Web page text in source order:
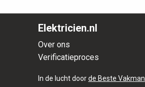
Elektricien.nl
Over ons
Verificatieproces
In de lucht doorde Beste Vakman